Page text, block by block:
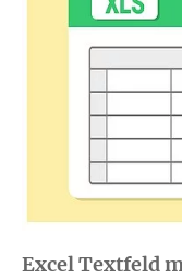
Excel Textfeld